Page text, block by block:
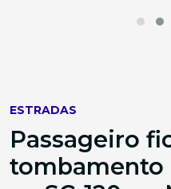
ESTRADAS
Passageiro
tombamento